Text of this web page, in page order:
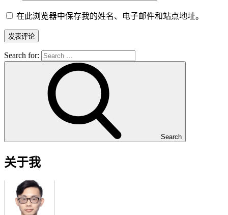
在此浏览器中保存我的姓名、电子邮件和站点地址。
Search for:
Search
关于我